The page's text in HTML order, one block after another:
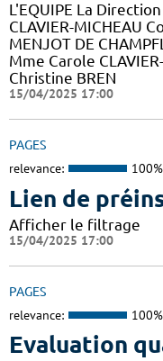
L'EQUIPE La
CLAVIER-MICHEAU
MENJOT DE
Mme Carole
Christine BREN
15/04/2025 17:00
PAGES
relevance: 100%
Lien de
Afficher le filtrage
15/04/2025 17:00
PAGES
relevance: 100%
Evaluation